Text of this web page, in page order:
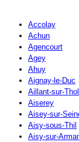
Accolay
Achun
Agencourt
Agey
Ahuy
Aignay-le-Duc
Aillant-sur-
Aiserey
Aisey-sur-
Aisy-sous-Thil
Aisy-sur-